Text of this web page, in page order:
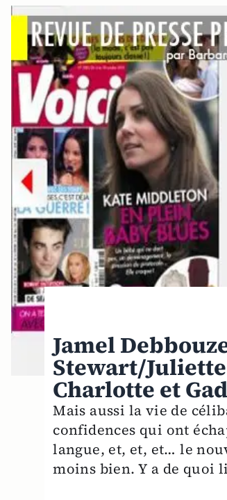
Jamel
Stewart/
Charlotte et
Mais aussi la vie de
confidences qui ont
langue, et, et, et… le
moins bien. Y a de quoi